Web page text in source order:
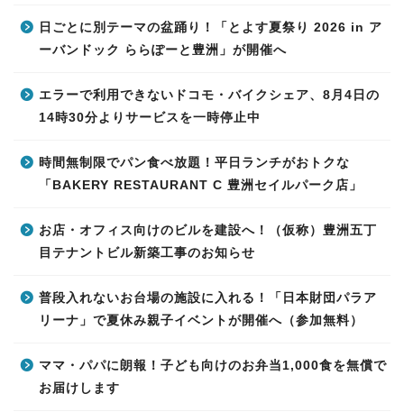
日ごとに別テーマの盆踊り！「とよす夏祭り 2026 in ア
ーバンドック ららぽーと豊洲」が開催へ
エラーで利用できないドコモ・バイクシェア、8月4日の
14時30分よりサービスを一時停止中
時間無制限でパン食べ放題！平日ランチがおトクな
「BAKERY RESTAURANT C 豊洲セイルパーク店」
お店・オフィス向けのビルを建設へ！（仮称）豊洲五丁
目テナントビル新築工事のお知らせ
普段入れないお台場の施設に入れる！「日本財団パラア
リーナ」で夏休み親子イベントが開催へ（参加無料）
ママ・パパに朗報！子ども向けのお弁当1,000食を無償で
お届けします